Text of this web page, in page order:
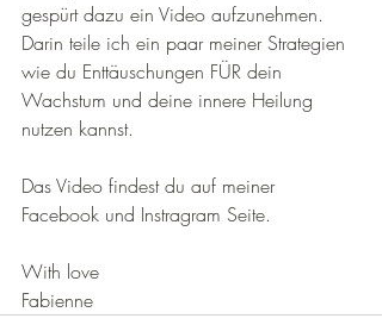
gespürt dazu ein Video aufzunehmen.
Darin teile ich ein paar meiner Strategien
wie du Enttäuschungen FÜR dein
Wachstum und deine innere Heilung
nutzen kannst.
Das Video findest du auf meiner
Facebook und Instragram Seite.
With love
Fabienne